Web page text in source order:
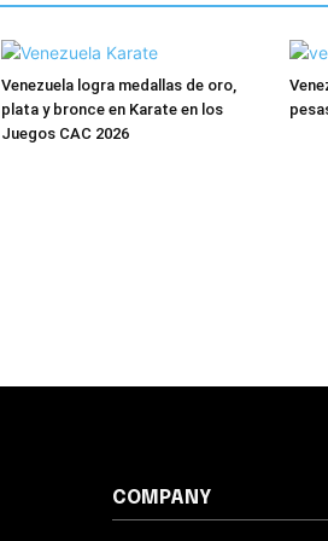
Venezuela logra medallas de oro,
plata y bronce en Karate en los
Juegos CAC 2026
COMPANY